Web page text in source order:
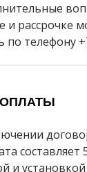
и рассрочке
по телефону
составляет
и установкой